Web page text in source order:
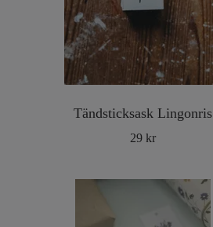
Tändsticksask Lingonris
29 kr